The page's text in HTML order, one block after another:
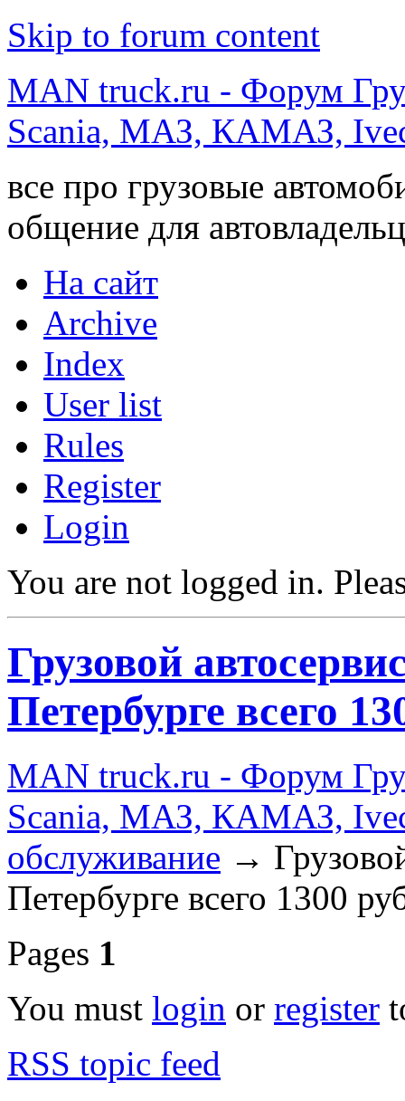
Skip to forum content
MAN truck.ru - Форум
Scania, МАЗ, КАМАЗ,
все про грузовые
общение для
На сайт
Archive
Index
User list
Rules
Register
Login
You are not logged in.
Грузовой
Петербурге всего
MAN truck.ru - Форум
Scania, МАЗ, КАМАЗ,
обслуживание →
Петербурге всего 1300
Pages 1
You must login or register
RSS topic feed